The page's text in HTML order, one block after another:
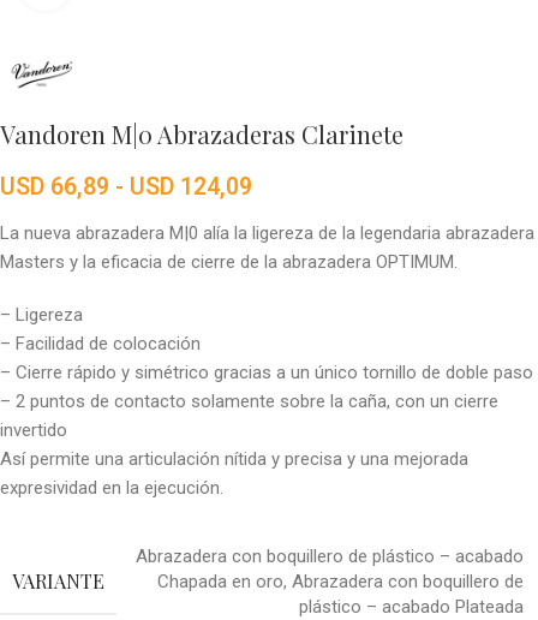
Vandoren M|0 Abrazaderas Clarinete
USD 66,89 - USD 124,09
La nueva abrazadera M|0 alía la ligereza de la legendaria abrazadera
Masters y la eficacia de cierre de la abrazadera OPTIMUM.
– Ligereza
– Facilidad de colocación
– Cierre rápido y simétrico gracias a un único tornillo de doble paso
– 2 puntos de contacto solamente sobre la caña, con un cierre
invertido
Así permite una articulación nítida y precisa y una mejorada
expresividad en la ejecución.
VARIANTE
Abrazadera con boquillero de plástico – acabado
Chapada en oro, Abrazadera con boquillero de
plástico – acabado Plateada